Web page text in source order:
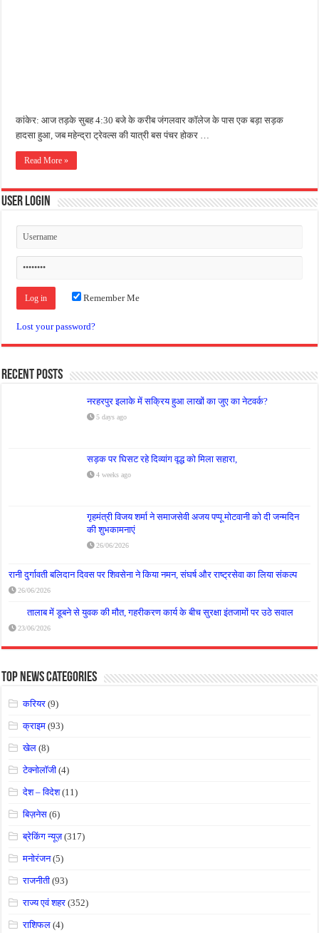
कांकेर: आज तड़के सुबह 4:30 बजे के करीब जंगलवार कॉलेज के पास एक बड़ा सड़क
हादसा हुआ, जब महेन्द्रा ट्रेवल्स की यात्री बस पंचर होकर …
Read More »
User Login
Remember Me
Lost your password?
Recent Posts
नरहरपुर इलाके में सक्रिय हुआ लाखों का जुए का नेटवर्क?
5 days ago
सड़क पर घिसट रहे दिव्यांग वृद्ध को मिला सहारा,
4 weeks ago
गृहमंत्री विजय शर्मा ने समाजसेवी अजय पप्पू मोटवानी को दी जन्मदिन
की शुभकामनाएं
26/06/2026
रानी दुर्गावती बलिदान दिवस पर शिवसेना ने किया नमन, संघर्ष और राष्ट्रसेवा का लिया संकल्प
26/06/2026
तालाब में डूबने से युवक की मौत, गहरीकरण कार्य के बीच सुरक्षा इंतजामों पर उठे सवाल
23/06/2026
Top News Categories
करियर (9)
क्राइम (93)
खेल (8)
टेक्नोलॉजी (4)
देश – विदेश(11)
बिज़नेस (6)
ब्रेकिंग न्यूज़(317)
मनोरंजन(5)
राजनीती (93)
राज्य एवं शहर (352)
राशिफल (4)